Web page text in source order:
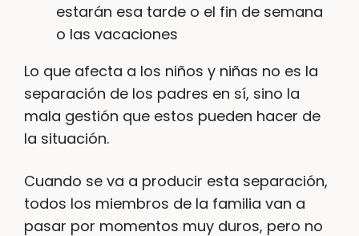
estarán esa tarde o el fin de semana
o las vacaciones
Lo que afecta a los niños y niñas no es la
separación de los padres en sí, sino la
mala gestión que estos pueden hacer de
la situación.
Cuando se va a producir esta separación,
todos los miembros de la familia van a
pasar por momentos muy duros, pero no